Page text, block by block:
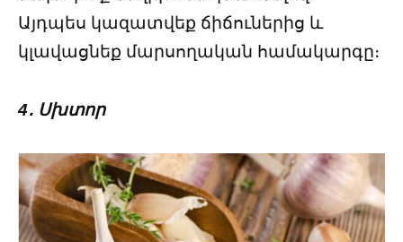
Այդպես կազատվեք ճիճուներից և
կլավացնեք մարսողական համակարգը։
4․ Սխտոր